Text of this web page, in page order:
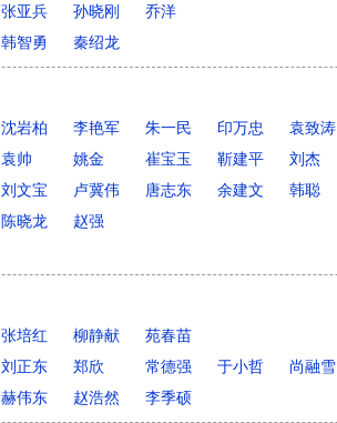
张亚兵 孙晓刚
乔洋
韩智勇 秦绍龙
沈岩柏 李艳军 朱一民 印万忠 袁致涛
袁帅 姚金 崔宝玉 靳建平 刘杰
刘文宝 卢冀伟 唐志东 余建文 韩聪
陈晓龙
赵强
张培红 柳静献
苑春苗
刘正东 郑欣 常德强 于小哲
尚融雪
赫伟东 赵浩然 李季硕